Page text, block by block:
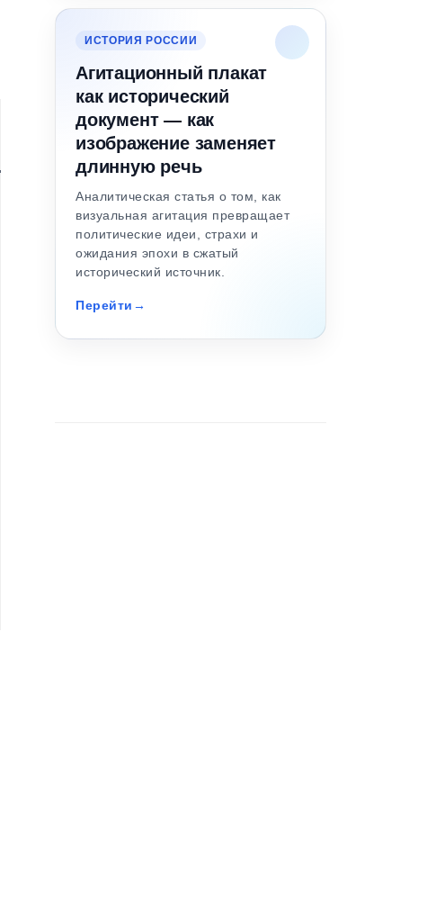
ИСТОРИЯ РОССИИ
Агитационный плакат
как исторический
документ — как
изображение заменяет
длинную речь
Аналитическая статья о том, как
визуальная агитация превращает
политические идеи, страхи и
ожидания эпохи в сжатый
исторический источник.
Перейти